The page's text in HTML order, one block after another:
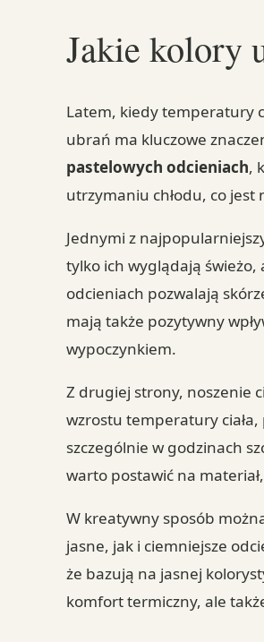
Jakie kolory
Latem, kiedy temperatury
ubrań ma kluczowe
pastelowych odcieniach,
utrzymaniu chłodu, co
Jednymi z
tylko ich wyglądają
odcieniach pozwalają
mają także pozytywny
wypoczynkiem.
Z drugiej strony, noszenie
wzrostu temperatury
szczególnie w godzinach
warto postawić na
W kreatywny sposób
jasne, jak i ciemniejsze
że bazują na jasnej
komfort termiczny, ale